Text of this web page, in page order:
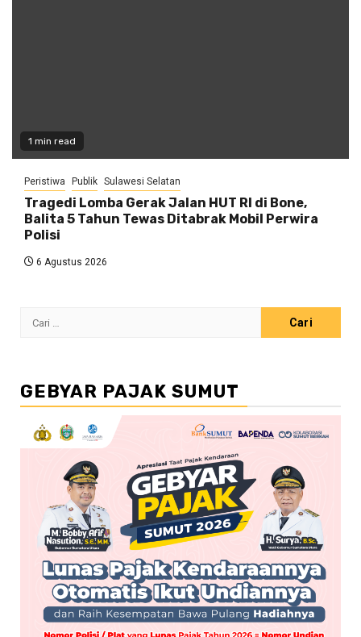
1 min read
Peristiwa Publik Sulawesi Selatan
Tragedi Lomba Gerak Jalan HUT RI di Bone,
Balita 5 Tahun Tewas Ditabrak Mobil Perwira
Polisi
6 Agustus 2026
Cari
GEBYAR PAJAK SUMUT